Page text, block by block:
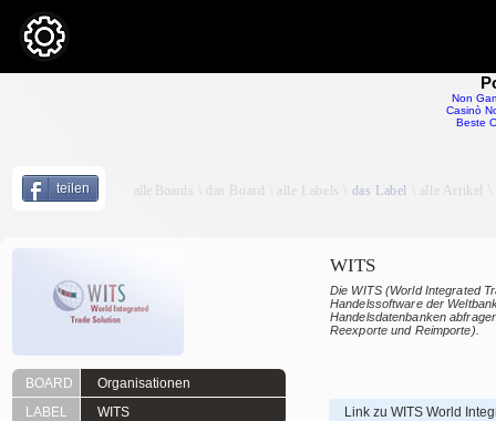
teilen alle Boards \ das Board \ alle Labels \ das Label \ alle Artikel
BOARD
Organisationen
LABEL
WITS
WITS
Die WITS (World Integrated
Handelssoftware der
Handelsdatenbanken
Reexporte und Reimporte).
Link zu WITS World
Non
Casinò
Beste